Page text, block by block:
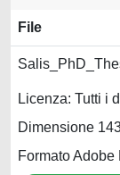
File
Licenza: Tutti i
Dimensione
Formato Adobe